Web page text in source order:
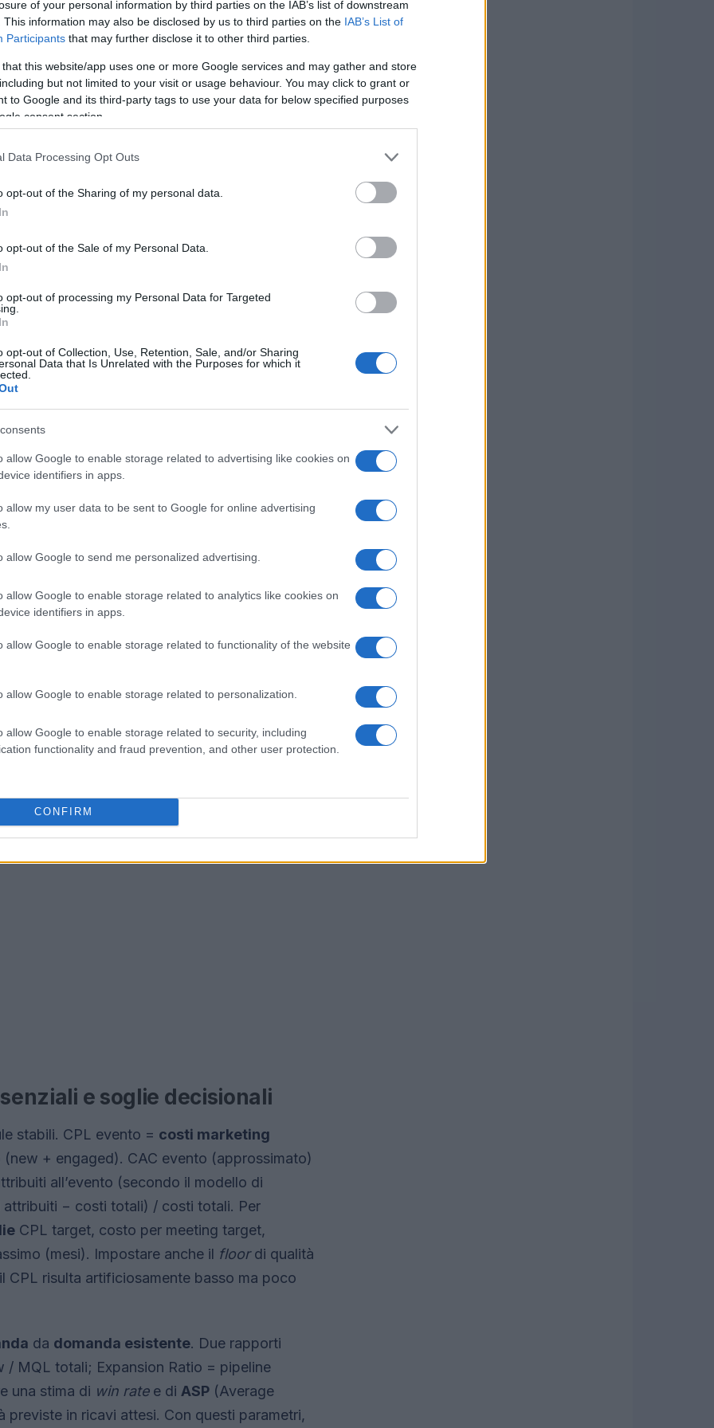
of your personal information by third parties on the IAB’s list of downstream
This information may also be disclosed by us to third parties on the IAB’s List of
Participants that may further disclose it to other third parties.
that this website/app uses one or more Google services and may gather and store
but not limited to your visit or usage behaviour. You may click to grant or
to Google and its third-party tags to use your data for below specified purposes
consent section.
Data Processing Opt Outs
opt-out of the Sharing of my personal data.
opt-out of the Sale of my Personal Data.
opt-out of processing my Personal Data for Targeted
opt-out of Collection, Use, Retention, Sale, and/or Sharing
Data that Is Unrelated with the Purposes for which it
allow Google to enable storage related to advertising like cookies on
identifiers in apps.
allow my user data to be sent to Google for online advertising
allow Google to send me personalized advertising.
allow Google to enable storage related to analytics like cookies on
identifiers in apps.
allow Google to enable storage related to functionality of the website
allow Google to enable storage related to personalization.
allow Google to enable storage related to security, including
functionality and fraud prevention, and other user protection.
CONFIRM
voci di costo, calcolo di
e revenue che lavorano su eventi fisici,
per budget, stime e consuntivi.
del modello
standard. Voci di costo dirette:
CRM/MA. Voci indirette: tempo del team
A livello di output, definire:
pipeline influenzata, ricavi chiusi. Stabilire i
room) e inserire i
presenza→MQL, MQL→SQL,
won).
(follow-up, contenuti, nurture). Il modello
costo per partecipante,
per MQL e per opportunità. Prevedere una
e un moltiplicatore cambio se si opera
e soglie decisionali
stabili. CPL evento = costi marketing
(new + engaged). CAC evento (approssimato)
all’evento (secondo il modello di
− costi totali) / costi totali. Per
CPL target, costo per meeting target,
(mesi). Impostare anche il floordi qualità
CPL risulta artificiosamente basso ma poco
da domanda esistente. Due rapporti
MQL totali; Expansion Ratio = pipeline
una stima di win ratee di ASP (Average
in ricavi attesi. Con questi parametri,